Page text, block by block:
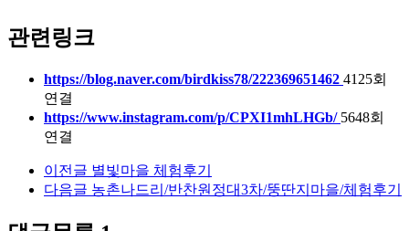
관련링크
https://blog.naver.com/birdkiss78/222369651462 4125회
연결
https://www.instagram.com/p/CPXI1mhLHGb/ 5648회
연결
이전글 별빛마을 체험후기
다음글 농촌나드리/반찬원정대3차/뚱딴지마을/체험후기